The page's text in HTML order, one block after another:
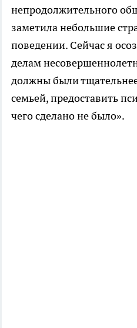
непродолжительного
заметила небольшие
поведении. Сейчас я
делам
должны были
семьей, предоставить
чего сделано не было».